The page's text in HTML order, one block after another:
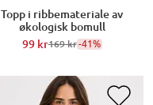
Topp i ribbemateriale av
økologisk bomull
99 kr169 kr-41%